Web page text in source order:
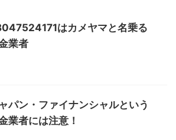
はカメヤマと名乗る
業者
パン・ファイナンシャルという
業者には注意！